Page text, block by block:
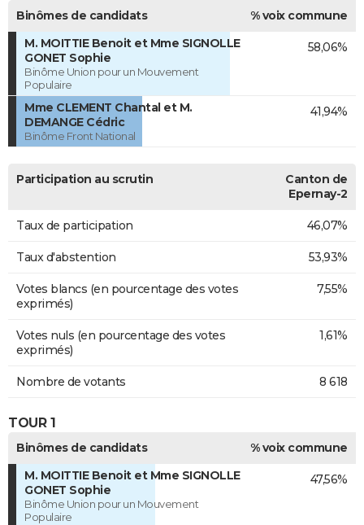
Binômes de candidats
% voix commune
M. MOITTIE Benoit et Mme SIGNOLLE
GONET Sophie
Binôme Union pour un Mouvement
Populaire
58,06%
Mme CLEMENT Chantal et M.
DEMANGE Cédric
Binôme Front National
41,94%
Participation au scrutin
Canton de
Epernay-2
Taux de participation 46,07%
Taux d'abstention 53,93%
Votes blancs (en pourcentage des votes
exprimés)
7,55%
Votes nuls (en pourcentage des votes
exprimés)
1,61%
Nombre de votants 8 618
TOUR 1
Binômes de candidats
% voix commune
M. MOITTIE Benoit et Mme SIGNOLLE
GONET Sophie
Binôme Union pour un Mouvement
Populaire
47,56%